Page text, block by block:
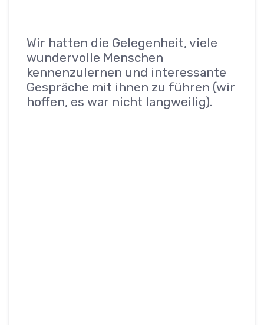
Wir hatten die Gelegenheit, viele
wundervolle Menschen
kennenzulernen und interessante
Gespräche mit ihnen zu führen (wir
hoffen, es war nicht langweilig).